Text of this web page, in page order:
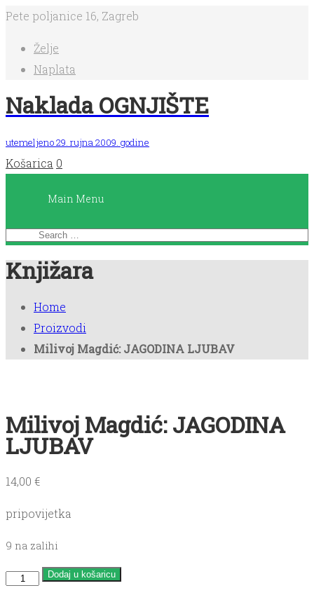
Pete poljanice 16, Zagreb
Želje
Naplata
Naklada OGNJIŠTE
utemeljeno 29. rujna 2009. godine
Košarica 0
Main Menu
Menu
Početna
Knjige
čitanja
Planeri
Bookica
Antikvarijat
Knjižara
Home
Proizvodi
Milivoj Magdić: JAGODINA LJUBAV
Milivoj Magdić: JAGODINA
LJUBAV
14,00 €
pripovijetka
9 na zalihi
Milivoj
Dodaj u košaricu